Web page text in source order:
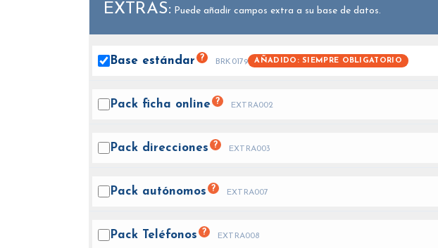
EXTRAS: Puede añadir campos extra a su base de datos.
Base estándar ? BRK0179 AÑADIDO: SIEMPRE OBLIGATORIO
Pack ficha online ? EXTRA002
Pack direcciones ? EXTRA003
Pack autónomos ? EXTRA007
Pack Teléfonos ? EXTRA008